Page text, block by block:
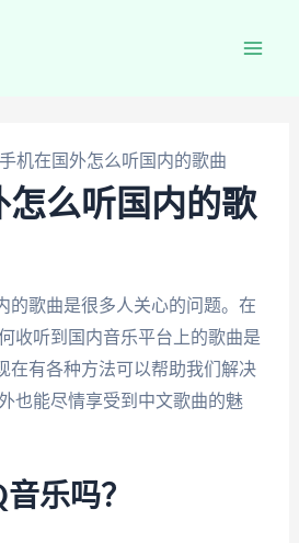
手机在国外怎么听国内的歌曲
怎么听国内的歌
的歌曲是很多人关心的问题。在
收听到国内音乐平台上的歌曲是
在有各种方法可以帮助我们解决
也能尽情享受到中文歌曲的魅
乐吗？